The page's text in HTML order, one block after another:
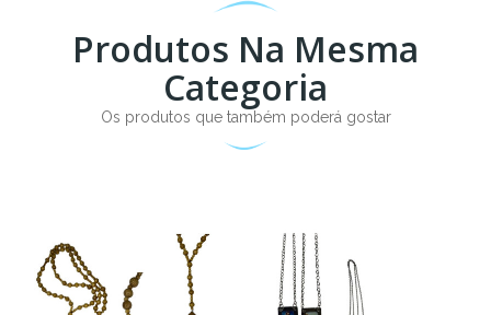
Produtos Na Mesma
Categoria
Os produtos que também poderá gostar